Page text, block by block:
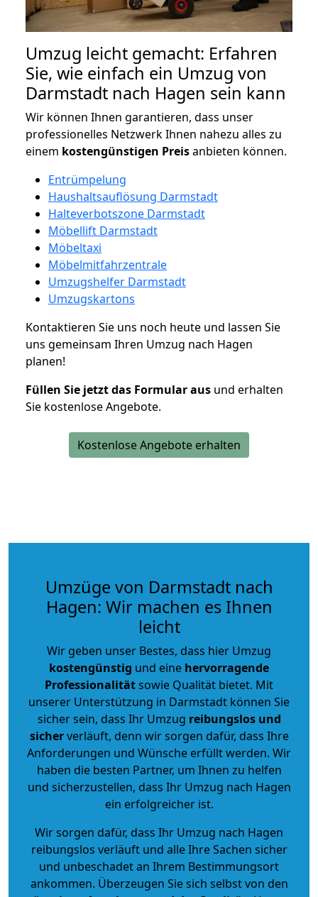
Umzug leicht gemacht: Erfahren
Sie, wie einfach ein Umzug von
Darmstadt nach Hagen sein kann
Wir können Ihnen garantieren, dass unser
professionelles Netzwerk Ihnen nahezu alles zu
einem kostengünstigen Preisanbieten können.
Entrümpelung
Haushaltsauflösung Darmstadt
Halteverbotszone Darmstadt
Möbellift Darmstadt
Möbeltaxi
Möbelmitfahrzentrale
Umzugshelfer Darmstadt
Umzugskartons
Kontaktieren Sie uns noch heute und lassen Sie
uns gemeinsam Ihren Umzug nach Hagen
planen!
Füllen Sie jetzt das Formular aus und erhalten
Sie kostenlose Angebote.
Kostenlose Angebote erhalten
Umzüge von Darmstadt nach
Hagen: Wir machen es Ihnen
leicht
Wir geben unser Bestes, dass hier Umzug
kostengünstig und eine hervorragende
Professionalitätsowie Qualität bietet. Mit
unserer Unterstützung in Darmstadt können Sie
sicher sein, dass Ihr Umzug reibungslos und
sicherverläuft, denn wir sorgen dafür, dass Ihre
Anforderungen und Wünsche erfüllt werden. Wir
haben die besten Partner, um Ihnen zu helfen
und sicherzustellen, dass Ihr Umzug nach Hagen
ein erfolgreicher ist.
Wir sorgen dafür, dass Ihr Umzug nach Hagen
reibungslos verläuft und alle Ihre Sachen sicher
und unbeschadet an Ihrem Bestimmungsort
ankommen. Überzeugen Sie sich selbst von den